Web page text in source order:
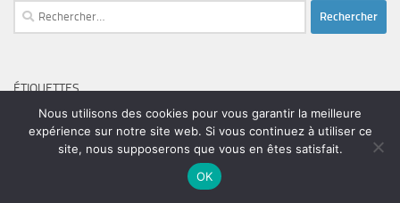
Rechercher :
ÉTIQUETTES
adam bomb amar sundy batteurbeatlesblues blues rock
bootleneck chanteur chanteuse coltrane duc des lombards erick bamy
festival glenn hughes
herbie hancock
Nous utilisons des cookies pour vous garantir la meilleure
expérience sur notre site web. Si vous continuez à utiliser ce
site, nous supposerons que vous en êtes satisfait.
OK